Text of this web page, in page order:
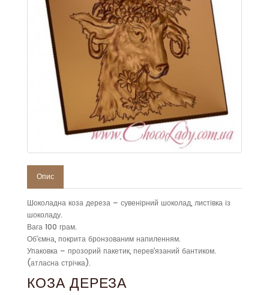
Опис
Шоколадна коза дереза – сувенірний шоколад, листівка із
шоколаду.
Вага 100 грам.
Об'ємна, покрита бронзованим напиленням.
Упаковка – прозорий пакетик, перев'язаний бантиком.
(атласна стрічка).
КОЗА ДЕРЕЗА